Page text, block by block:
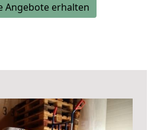
Angebote erhalten